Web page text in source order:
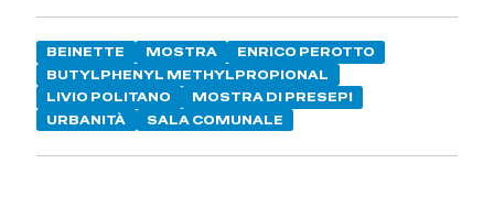
BEINETTE MOSTRA
ENRICO PEROTTO
BUTYLPHENYL METHYLPROPIONAL
LIVIO POLITANO
MOSTRA DI PRESEPI
URBANITÀ
SALA COMUNALE